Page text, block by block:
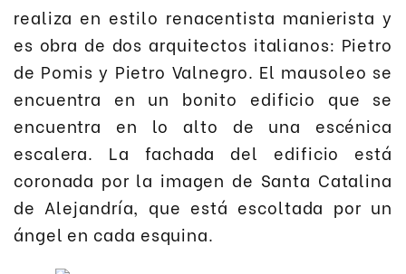
realiza en estilo renacentista manierista y
es obra de dos arquitectos italianos: Pietro
de Pomis y Pietro Valnegro. El mausoleo se
encuentra en un bonito edificio que se
encuentra en lo alto de una escénica
escalera. La fachada del edificio está
coronada por la imagen de Santa Catalina
de Alejandría, que está escoltada por un
ángel en cada esquina.